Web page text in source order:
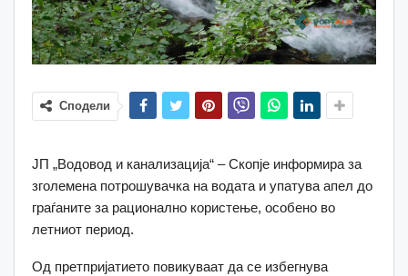
Сподели
ЈП „Водовод и канализација“ – Скопје информира за
зголемена потрошувачка на водата и упатува апел до
граѓаните за рационално користење, особено во
летниот период.
Од претпријатието повикуваат да се избегнува